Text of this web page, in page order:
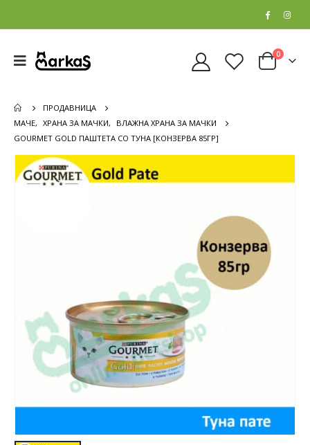
0
ПРОДАВНИЦА
МАЧЕ, ХРАНА ЗА МАЧКИ,
ВЛАЖНА ХРАНА ЗА МАЧКИ
GOURMET GOLD ПАШТЕТА СО ТУНА [КОНЗЕРВА 85ГР]